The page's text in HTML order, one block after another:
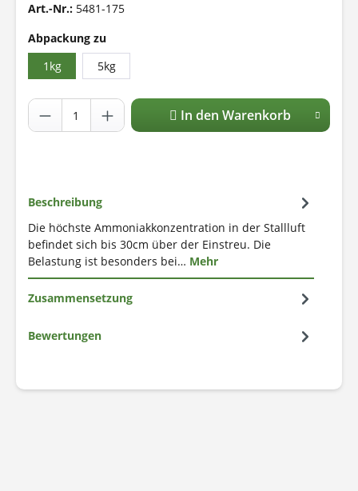
Art.-Nr.: 5481-175
Abpackung zu
1kg
5kg
In den Warenkorb
Beschreibung
Die höchste Ammoniakkonzentration in der Stallluft
befindet sich bis 30cm über der Einstreu. Die
Belastung ist besonders bei… Mehr
Zusammensetzung
Bewertungen